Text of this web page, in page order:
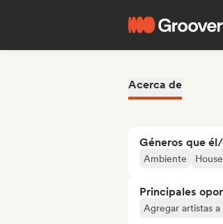
Acerca de
Géneros que
Ambiente
Principales
Agregar artistas